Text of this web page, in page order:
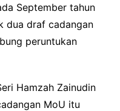
September tahun
dua draf cadangan
peruntukan
Hamzah Zainudin
MoU itu